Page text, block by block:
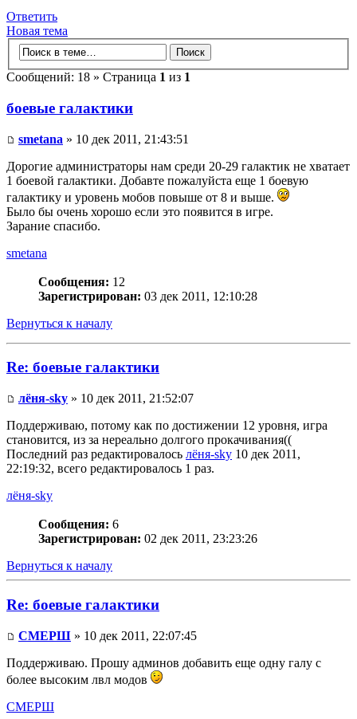
Ответить
Новая тема
Сообщений: 18 » Страница 1 из 1
боевые галактики
smetana » 10 дек 2011, 21:43:51
Дорогие администраторы нам среди 20-29 галактик не хватает
1 боевой галактики. Добавте пожалуйста еще 1 боевую
галактику и уровень мобов повыше от 8 и выше.
Было бы очень хорошо если это появится в игре.
Зарание спасибо.
smetana
Сообщения: 12
Зарегистрирован: 03 дек 2011, 12:10:28
Вернуться к началу
Re: боевые галактики
лёня-sky » 10 дек 2011, 21:52:07
Поддерживаю, потому как по достижении 12 уровня, игра
становится, из за нереально долгого прокачивания((
Последний раз редактировалось лёня-sky 10 дек 2011,
22:19:32, всего редактировалось 1 раз.
лёня-sky
Сообщения: 6
Зарегистрирован: 02 дек 2011, 23:23:26
Вернуться к началу
Re: боевые галактики
СМЕРШ » 10 дек 2011, 22:07:45
Поддерживаю. Прошу админов добавить еще одну галу с
более высоким лвл модов
СМЕРШ